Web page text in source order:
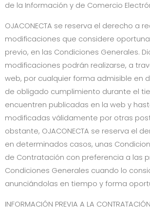
de la Información y de Comercio
OJACONECTA se reserva el derecho a
modificaciones que considere
previo, en las Condiciones Generales.
modificaciones podrán realizarse, a
web, por cualquier forma admisible en
de obligado cumplimiento durante el
encuentren publicadas en la web y
modificadas válidamente por otras
obstante, OJACONECTA se reserva el
en determinados casos, unas
de Contratación con preferencia a las
Condiciones Generales cuando lo
anunciándolas en tiempo y forma
INFORMACIÓN PREVIA A LA CONTRATACIÓN